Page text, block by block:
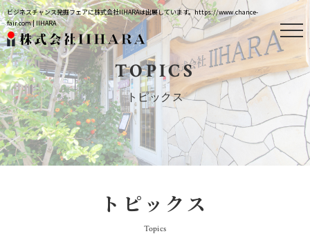
ビジネスチャンス発掘フェアに株式会社IIHARAは出展しています。https://www.chance-
fair.com | IIHARA
TOPICS
トピックス
トピックス
Topics